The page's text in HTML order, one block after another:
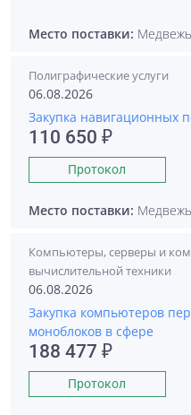
Место поставки:
Полиграфические услуги
06.08.2026
Закупка навигационных
110 650 ₽
Протокол
Место поставки:
Компьютеры, серверы и
вычислительной техники
06.08.2026
Закупка компьютеров
моноблоков в сфере
188 477 ₽
Протокол